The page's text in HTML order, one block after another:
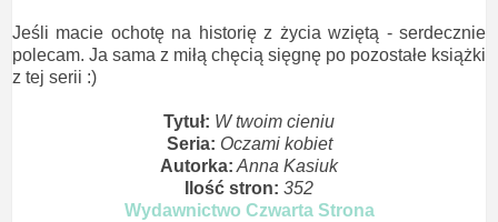
Jeśli macie ochotę na historię z życia wziętą - serdecznie
polecam. Ja sama z miłą chęcią sięgnę po pozostałe książki
z tej serii :)
Tytuł: W twoim cieniu
Seria: Oczami kobiet
Autorka: Anna Kasiuk
Ilość stron: 352
Wydawnictwo Czwarta Strona